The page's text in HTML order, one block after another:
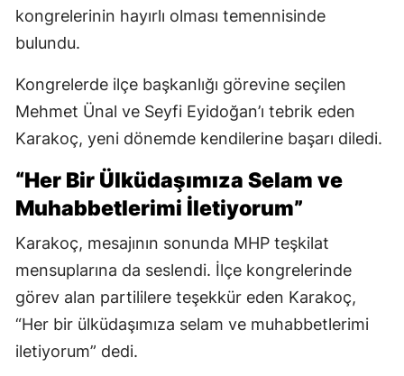
kongrelerinin hayırlı olması temennisinde
bulundu.
Kongrelerde ilçe başkanlığı görevine seçilen
Mehmet Ünal ve Seyfi Eyidoğan’ı tebrik eden
Karakoç, yeni dönemde kendilerine başarı diledi.
“Her Bir Ülküdaşımıza Selam ve
Muhabbetlerimi İletiyorum”
Karakoç, mesajının sonunda MHP teşkilat
mensuplarına da seslendi. İlçe kongrelerinde
görev alan partililere teşekkür eden Karakoç,
“Her bir ülküdaşımıza selam ve muhabbetlerimi
iletiyorum” dedi.